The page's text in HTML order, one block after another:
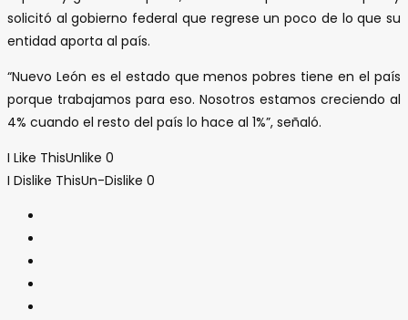
solicitó al gobierno federal que regrese un poco de lo que su
entidad aporta al país.
“Nuevo León es el estado que menos pobres tiene en el país
porque trabajamos para eso. Nosotros estamos creciendo al
4% cuando el resto del país lo hace al 1%”, señaló.
I Like ThisUnlike 0
I Dislike ThisUn-Dislike 0